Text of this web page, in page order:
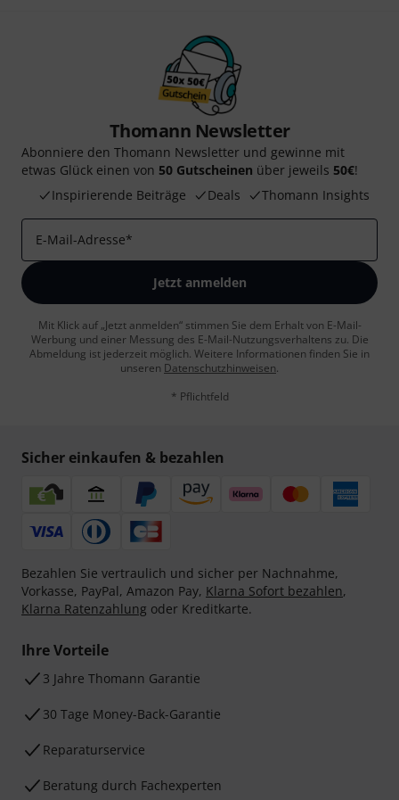
Thomann Newsletter
Abonniere den Thomann Newsletter und gewinne mit
etwas Glück einen von 50 Gutscheinen über jeweils 50€!
Inspirierende Beiträge
Deals Thomann Insights
E-Mail-Adresse*
Jetzt anmelden
Mit Klick auf „Jetzt anmelden“ stimmen Sie dem Erhalt von E-Mail-
Werbung und einer Messung des E-Mail-Nutzungsverhaltens zu. Die
Abmeldung ist jederzeit möglich. Weitere Informationen finden Sie in
unseren Datenschutzhinweisen.
* Pflichtfeld
Sicher einkaufen & bezahlen
Bezahlen Sie vertraulich und sicher per Nachnahme,
Vorkasse, PayPal, Amazon Pay, Klarna Sofort bezahlen,
Klarna Ratenzahlung oder Kreditkarte.
Ihre Vorteile
3 Jahre Thomann Garantie
30 Tage Money-Back-Garantie
Reparaturservice
Beratung durch Fachexperten